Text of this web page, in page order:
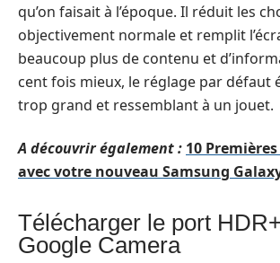
qu’on faisait à l’époque. Il réduit les
objectivement normale et remplit
beaucoup plus de contenu et
cent fois mieux, le réglage par défaut
trop grand et ressemblant à un jouet.
A découvrir également : 10
avec votre nouveau Samsung
Télécharger le port
Google Camera